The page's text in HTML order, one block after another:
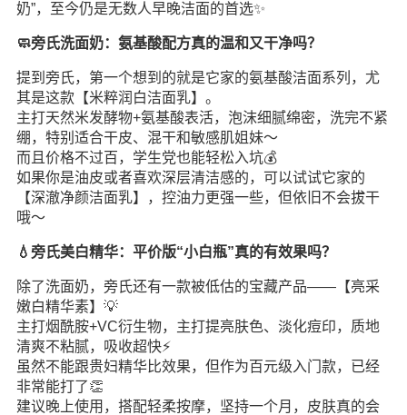
奶”，至今仍是无数人早晚洁面的首选✨
🧼旁氏洗面奶：氨基酸配方真的温和又干净吗？
提到旁氏，第一个想到的就是它家的氨基酸洁面系列，尤
其是这款【米粹润白洁面乳】。
主打天然米发酵物+氨基酸表活，泡沫细腻绵密，洗完不紧
绷，特别适合干皮、混干和敏感肌姐妹～
而且价格不过百，学生党也能轻松入坑💰
如果你是油皮或者喜欢深层清洁感的，可以试试它家的
【深澈净颜洁面乳】，控油力更强一些，但依旧不会拔干
哦～
💧旁氏美白精华：平价版“小白瓶”真的有效果吗？
除了洗面奶，旁氏还有一款被低估的宝藏产品——【亮采
嫩白精华素】💡
主打烟酰胺+VC衍生物，主打提亮肤色、淡化痘印，质地
清爽不粘腻，吸收超快⚡️
虽然不能跟贵妇精华比效果，但作为百元级入门款，已经
非常能打了👏
建议晚上使用，搭配轻柔按摩，坚持一个月，皮肤真的会